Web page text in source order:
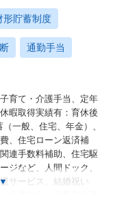
形貯蓄制度
通勤手当
育て・介護手当、定年
暇取得実績有：育休後
一般、住宅、年金）、
、住宅ローン返済補
連手数料補助、住宅駆
ジなど、人間ドック、
サービス、結婚祝い